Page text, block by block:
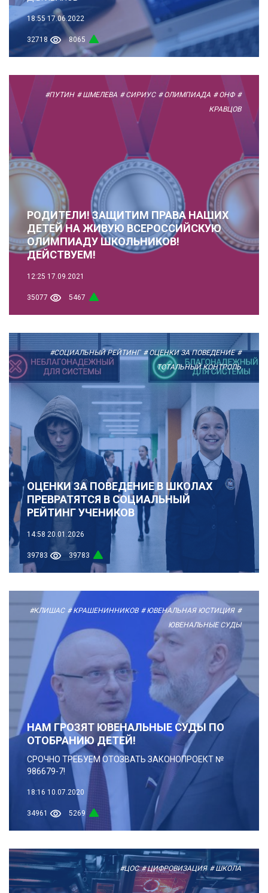
18:55 17.06.2022
32718 8065
#ПУТИН # ШМЕЛЕВА # СИРИУС # ОЛИМПИАДА # ОНФ #
КРАВЦОВ
РОДИТЕЛИ! ЗАЩИТИМ ПРАВА НАШИХ
ДЕТЕЙ НА ЖИВУЮ ВСЕРОССИЙСКУЮ
ОЛИМПИАДУ ШКОЛЬНИКОВ!
ДЕЙСТВУЕМ!
12:25 17.09.2021
35077 5467
#СОЦИАЛЬНЫЙ РЕЙТИНГ # ОЦЕНКИ ЗА ПОВЕДЕНИЕ #
ТОТАЛЬНЫЙ КОНТРОЛЬ
ОЦЕНКИ ЗА ПОВЕДЕНИЕ В ШКОЛАХ
ПРЕВРАТЯТСЯ В СОЦИАЛЬНЫЙ
РЕЙТИНГ УЧЕНИКОВ
14:58 20.01.2026
39783 39783
#КЛИШАС # КРАШЕНИННИКОВ # ЮВЕНАЛЬНАЯ ЮСТИЦИЯ #
ЮВЕНАЛЬНЫЕ СУДЫ
НАМ ГРОЗЯТ ЮВЕНАЛЬНЫЕ СУДЫ ПО
ОТОБРАНИЮ ДЕТЕЙ!
СРОЧНО ТРЕБУЕМ ОТОЗВАТЬ ЗАКОНОПРОЕКТ №
986679-7!
18:16 10.07.2020
34961 5269
#ЦОС # ЦИФРОВИЗАЦИЯ # ШКОЛА